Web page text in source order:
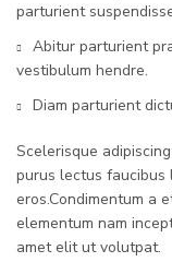
parturient
Abitur parturient
vestibulum hendre.
Diam parturient
Scelerisque
purus lectus
eros.Condimentum a
elementum nam
amet elit ut volutpat.